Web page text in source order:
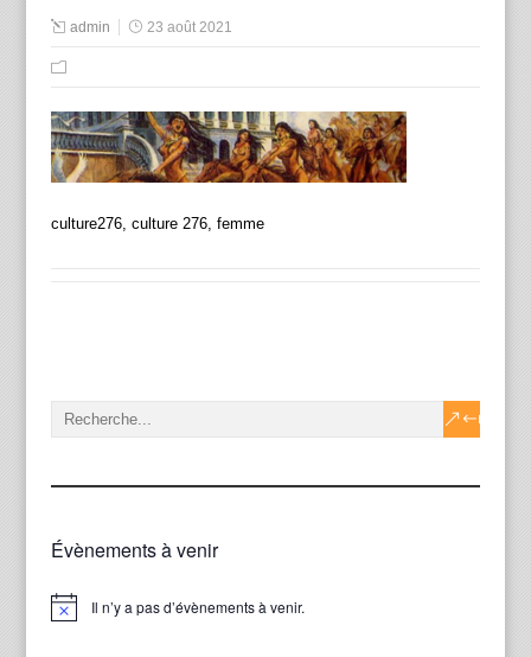
admin 23 août 2021
culture276, culture 276, femme
Évènements à venir
Notice Il n’y a pas d’évènements à venir.